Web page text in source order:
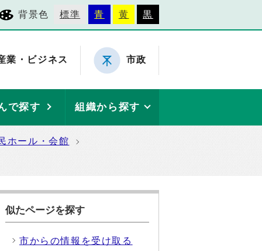
背景色 標準 青 黄 黒
業・ビジネス 市政
で探す 組織から探す
ホール・会館
似たページを探す
市からの情報を受け取る